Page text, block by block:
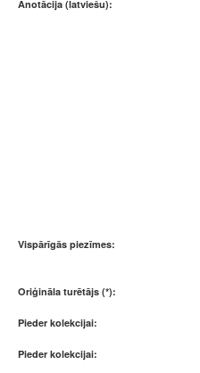
Anotācija (latviešu):
Vispārīgās piezīmes:
Oriģināla turētājs (*):
Pieder kolekcijai:
Pieder kolekcijai: